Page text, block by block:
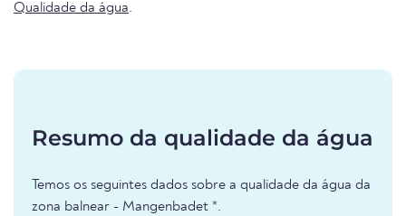
Qualidade da água.
Resumo da qualidade da água
Temos os seguintes dados sobre a qualidade da água da
zona balnear - Mangenbadet *.